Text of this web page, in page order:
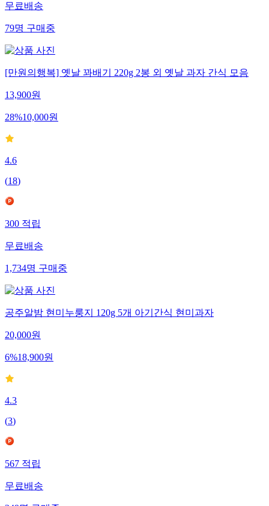
무료배송
79명구매중
[만원의행복] 옛날 꽈배기 220g 2봉 외 옛날 과자 간식 모음
13,900원
28%10,000원
4.6
(18)
300적립
무료배송
1,734명구매중
공주알밤 현미누룽지 120g 5개 아기간식 현미과자
20,000원
6%18,900원
4.3
(3)
567적립
무료배송